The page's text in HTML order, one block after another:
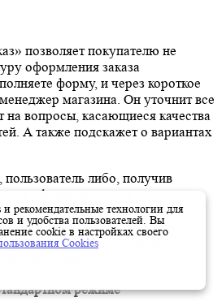
позволяет покупателю не
оформления заказа
форму, и через короткое
магазина. Он уточнит все
на вопросы, касающиеся качества
А также подскажет о вариантах
пользователь либо, получив
оформляет заказ,
позициями, либо
в том виде, в котором есть
на почту или на
доставки.
режиме
рекомендательные технологии для
и удобства пользователей. Вы
cookie в настройках своего
Cookies